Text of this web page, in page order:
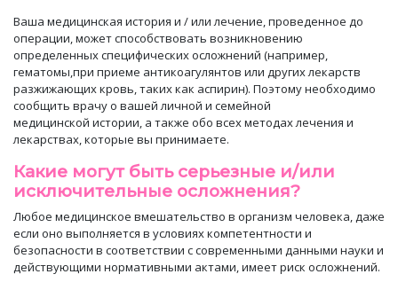
Ваша медицинская история и / или лечение, проведенное до
операции, может способствовать возникновению
определенных специфических осложнений (например,
гематомы,при приеме антикоагулянтов или других лекарств
разжижающих кровь, такихкак аспирин). Поэтому необходимо
сообщить врачу о вашей личной и семейной
медицинской истории, а также обо всех методах лечения и
лекарствах, которые вы принимаете.
Какие могут быть серьезные и/или
исключительные осложнения?
Любое медицинское вмешательство в организм человека, даже
если оно выполняется в условиях компетентности и
безопасности в соответствии с современными данными науки и
действующими нормативными актами,имеетриск осложнений.